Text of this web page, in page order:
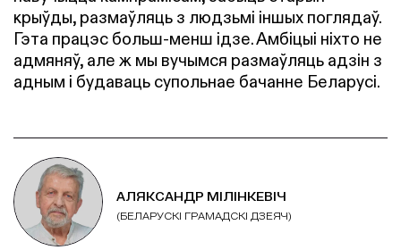
крыўды, размаўляць з людзьмі іншых поглядаў.
Гэта працэс больш-менш ідзе. Амбіцыі ніхто не
адмяняў, але ж мы вучымся размаўляць адзін з
адным і будаваць супольнае бачанне Беларусі.
АЛЯКСАНДР МІЛІНКЕВІЧ
(БЕЛАРУСКІ ГРАМАДСКІ ДЗЕЯЧ)